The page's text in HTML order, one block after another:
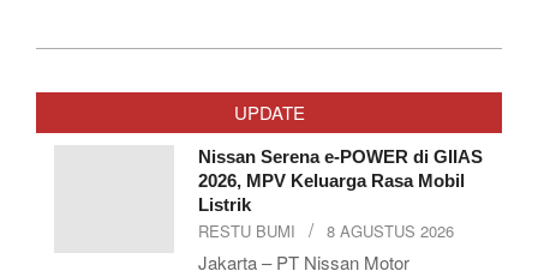
05-
UPDATE
Nissan Serena e-POWER di GIIAS
2026, MPV Keluarga Rasa Mobil
Listrik
RESTU BUMI 8 AGUSTUS 2026
Jakarta – PT Nissan Motor